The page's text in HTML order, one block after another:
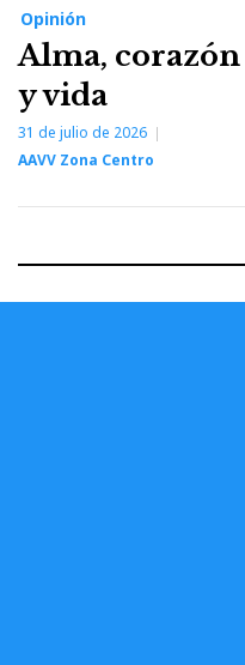
Opinión
Alma, corazón
y vida
31 de julio de 2026
AAVV Zona Centro